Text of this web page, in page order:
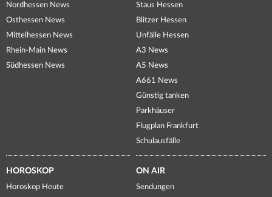
Nordhessen News
Osthessen News
Mittelhessen News
Rhein-Main News
Südhessen News
Staus Hessen
Blitzer Hessen
Unfälle Hessen
A3 News
A5 News
A661 News
Günstig tanken
Parkhäuser
Flugplan Frankfurt
Schulausfälle
HOROSKOP
Horoskop Heute
ON AIR
Sendungen